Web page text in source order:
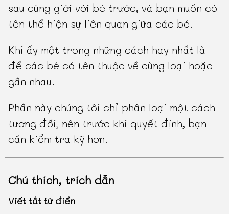
sau cùng giới với bé trước, và bạn muốn có
tên thể hiện sự liên quan giữa các bé.
Khi ấy một trong những cách hay nhất là
để các bé có tên thuộc về cùng loại hoặc
gần nhau.
Phần này chúng tôi chỉ phân loại một cách
tương đối, nên trước khi quyết định, bạn
cần kiểm tra kỹ hơn.
Chú thích, trích dẫn
Viết tắt từ điển